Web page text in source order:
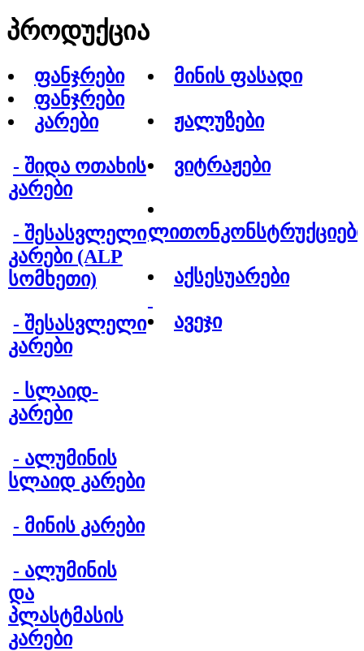
პროდუქცია
ფანჯრები
ფანჯრები
კარები
- შიდა ოთახის
კარები
- შესასვლელი
კარები (ALP
სომხეთი)
- შესასვლელი
კარები
- სლაიდ-
კარები
- ალუმინის
სლაიდ კარები
- მინის კარები
- ალუმინის
და
პლასტმასის
კარები
მინის ფასადი
ჟალუზები
ვიტრაჟები
აქსესუარები
ავეჯი